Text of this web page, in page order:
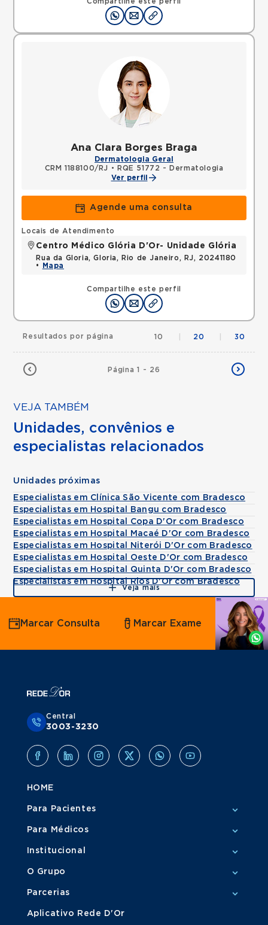
Ana Clara Borges Braga
Dermatologia Geral
CRM 1188100/RJ •
RQE 51772 - Dermatologia
Ver perfil
Agende uma consulta
Compartilhe este perfil
Locais de Atendimento
Centro Médico Glória D'Or- Unidade Glória
Rua da Gloria, Gloria, Rio de Janeiro, RJ, 20241180
•
Mapa
Página 1 - 26
Resultados por página 10 20 30
VEJA TAMBÉM
Unidades, convênios e
especialistas relacionados
Unidades próximas
Especialistas em Clínica São Vicente com Bradesco
Especialistas em Hospital Bangu com Bradesco
Especialistas em Hospital Copa D'Or com Bradesco
Especialistas em Hospital Macaé D'Or com Bradesco
Especialistas em Hospital Niterói D'Or com Bradesco
Especialistas em Hospital Oeste D'Or com Bradesco
Especialistas em Hospital Quinta D'Or com Bradesco
Especialistas em Hospital Rios D'Or com Bradesco
Veja mais
Agende
por
Whatsapp
Marcar Consulta Marcar Exame
Central
3003-3230
HOME
Para Pacientes
Para Médicos
Institucional
O Grupo
Parcerias
Aplicativo Rede D'Or